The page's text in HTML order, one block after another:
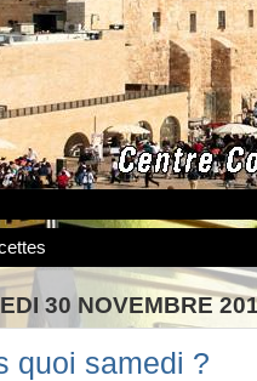
30 NOVEMBRE
quoi samedi ?